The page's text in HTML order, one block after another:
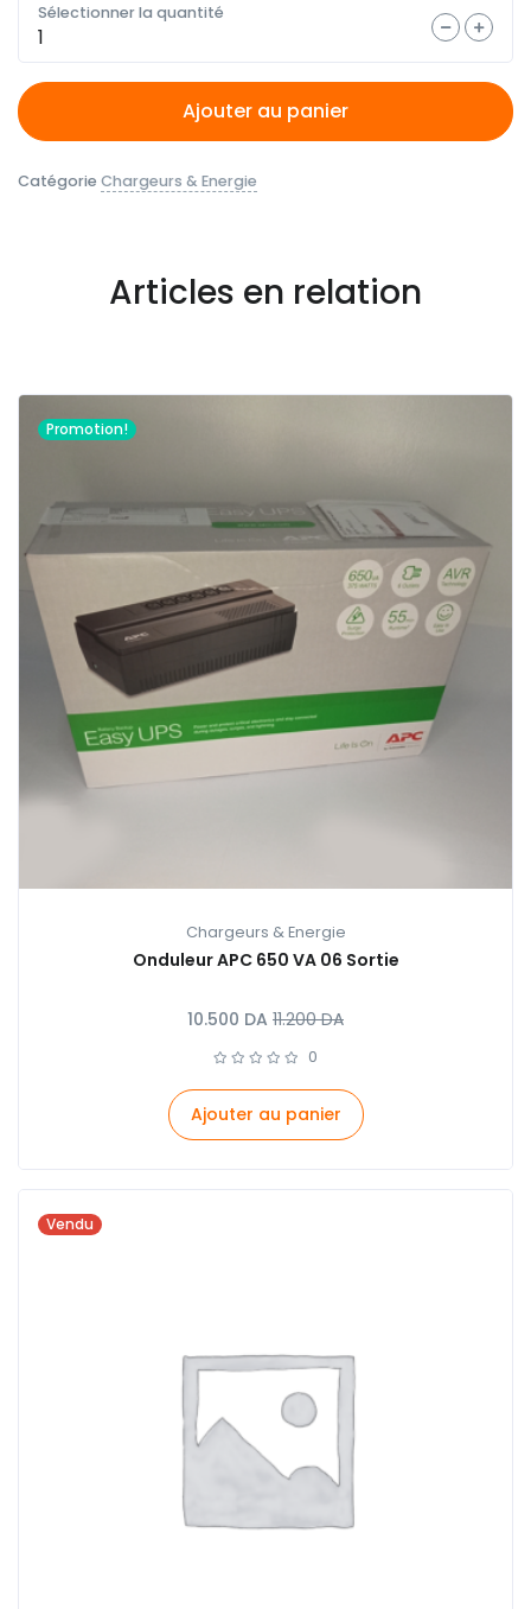
Sélectionner la quantité
Quantité
Ajouter au panier
Catégorie Chargeurs & Energie
Articles en relation
Promotion!
Chargeurs & Energie
Onduleur APC 650 VA 06 Sortie
10.500 DA 11.200DA
0
Ajouter au panier
Vendu